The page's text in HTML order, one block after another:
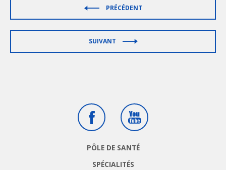
PRÉCÉDENT
SUIVANT
FacebookYoutube
PÔLE DE SANTÉ
SPÉCIALITÉS